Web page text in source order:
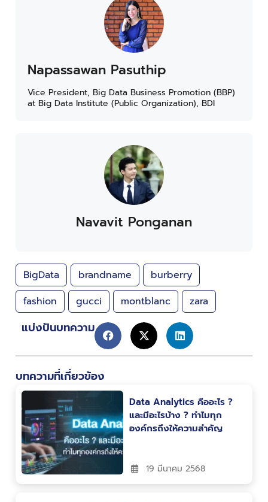
Napassawan Pasuthip
Vice President, Big Data Business Promotion (BBP)
at Big Data Institute (Public Organization), BDI
Navavit Ponganan
BigData brandname
burberry
fashion
gucci montblanc zara
แบ่งปันบทความ
บทความที่เกี่ยวข้อง
Data Analytics คืออะไร ?
และมีอะไรบ้าง ? ทำไมทุก
องค์กรถึงให้ความสำคัญ
19 มีนาคม 2568